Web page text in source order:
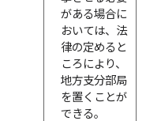
がある場合に
おいては、法
律の定めると
ころにより、
地方支分部局
を置くことが
できる。